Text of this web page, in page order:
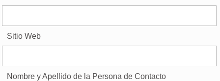
Sitio Web
Nombre y Apellido de la Persona de Contacto